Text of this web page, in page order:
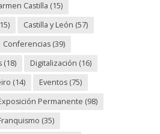
Castilla (15)
Castilla y León (57)
Conferencias(39)
(18) Digitalización (16)
(14) Eventos(75)
Permanente (98)
(35)